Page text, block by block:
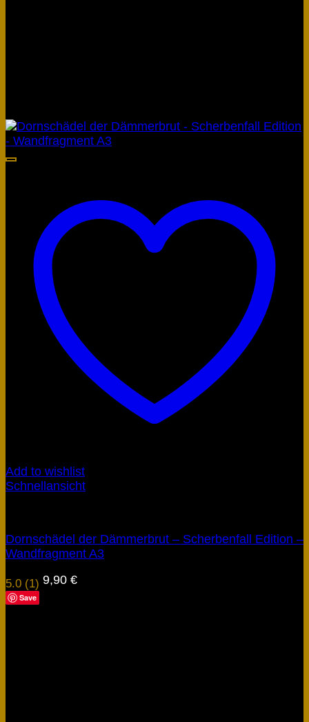
Add to wishlist
Schnellansicht
Dornschädel der Dämmerbrut – Scherbenfall Edition –
Wandfragment A3
5.0 (1) 9,90 €
Save